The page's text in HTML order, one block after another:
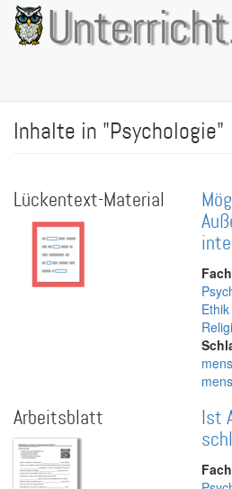
Direkt
zum
Inhalt
Inhalte in "Psychologie"
Lückentext-Material
Ethik
Arbeitsblatt
Ist